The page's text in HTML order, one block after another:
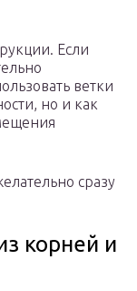
Если
ветки
но и как
сразу
корней и